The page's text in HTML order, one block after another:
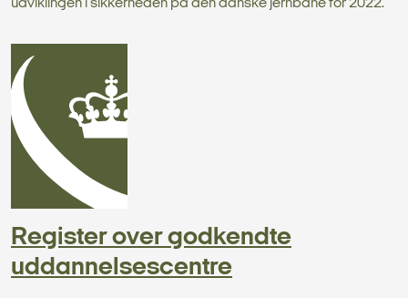
udviklingen i sikkerheden på den danske jernbane for 2022.
Register over godkendte
uddannelsescentre